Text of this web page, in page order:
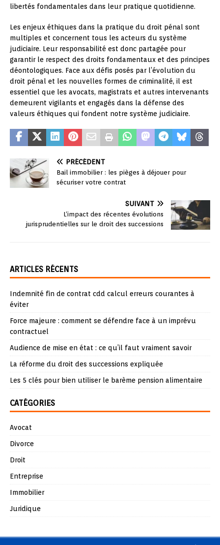
libertés fondamentales dans leur pratique quotidienne.
Les enjeux éthiques dans la pratique du droit pénal sont
multiples et concernent tous les acteurs du système
judiciaire. Leur responsabilité est donc partagée pour
garantir le respect des droits fondamentaux et des principes
déontologiques. Face aux défis posés par l’évolution du
droit pénal et les nouvelles formes de criminalité, il est
essentiel que les avocats, magistrats et autres intervenants
demeurent vigilants et engagés dans la défense des
valeurs éthiques qui fondent notre système judiciaire.
PRÉCÉDENT
Bail immobilier : les pièges à déjouer pour
sécuriser votre contrat
SUIVANT
L’impact des récentes évolutions
jurisprudentielles sur le droit des successions
ARTICLES RÉCENTS
Indemnité fin de contrat cdd calcul erreurs courantes à
éviter
Force majeure : comment se défendre face à un imprévu
contractuel
Audience de mise en état : ce qu’il faut vraiment savoir
La réforme du droit des successions expliquée
Les 5 clés pour bien utiliser le barème pension alimentaire
CATÉGORIES
Avocat
Divorce
Droit
Entreprise
Immobilier
Juridique